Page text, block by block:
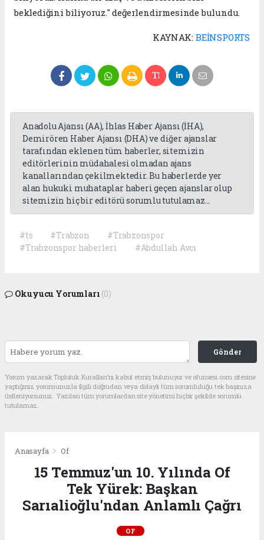
beklediğini biliyoruz." değerlendirmesinde bulundu.
KAYNAK: BEİNSPORTS
Anadolu Ajansı (AA), İhlas Haber Ajansı (İHA),
Demirören Haber Ajansı (DHA) ve diğer ajanslar
tarafından eklenen tüm haberler, sitemizin
editörlerinin müdahalesi olmadan ajans
kanallarından çekilmektedir. Bu haberlerde yer
alan hukuki muhataplar haberi geçen ajanslar olup
sitemizin hiç bir editörü sorumlu tutulamaz...
#ts #Trabzon
#Trabzonspor
#Trabzonspor haberleri
#Abdullah Avcı
Okuyucu Yorumları (0)
Gönder
Yorum yazarak Topluluk Kuralları’nı kabul etmiş bulunuyor ve ofunsesi.com sitesine
yaptığınız yorumunuzla ilgili doğrudan veya dolaylı tüm sorumluluğu tek başınıza
üstleniyorsunuz. Yazılan tüm yorumlardan site yönetimi hiçbir şekilde sorumlu
tutulamaz.
Anasayfa Of
15 Temmuz'un 10. Yılında Of
Tek Yürek: Başkan
Sarıalioğlu'ndan Anlamlı Çağrı
OF